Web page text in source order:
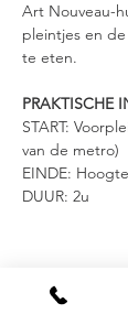
Art Nouveau-
pleintjes en
te eten.
PRAKTISCHE
START:
van de metro)
EINDE:
DUUR: 2u